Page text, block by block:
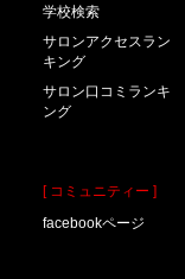
学校検索
サロンアクセスラン
キング
サロン口コミランキ
ング
[ コミュニティー ]
facebookページ